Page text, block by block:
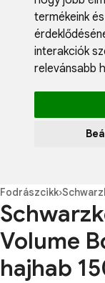
termékeink
interakciók
relevánsabb
Fodrászcikk›
Volume
hajhab